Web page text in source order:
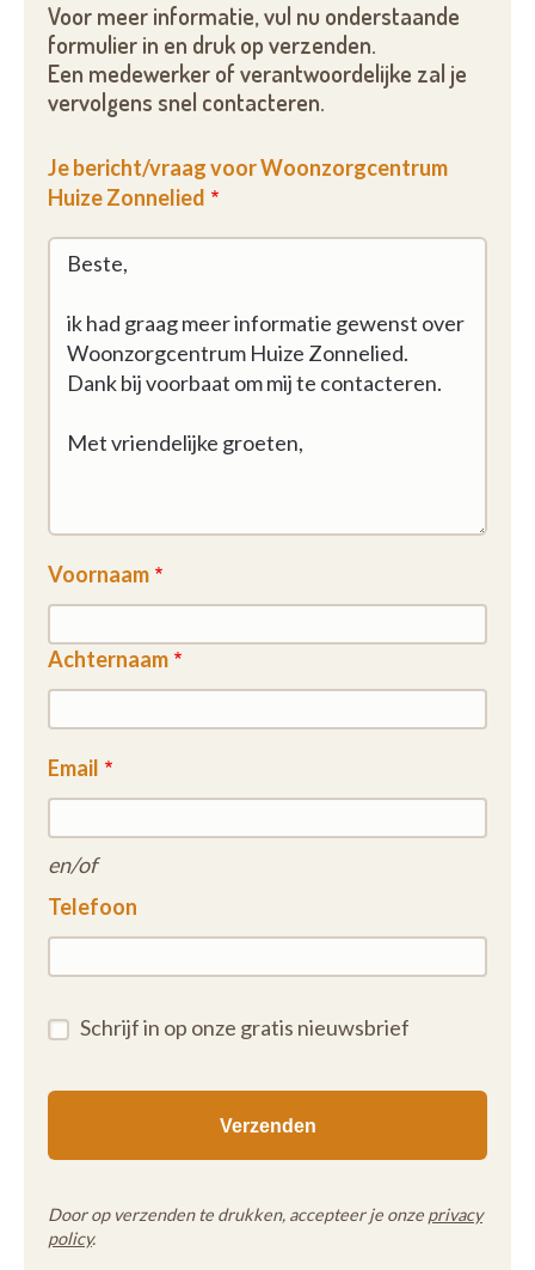
Voor meer informatie, vul nu onderstaande
formulier in en druk op verzenden.
Een medewerker of verantwoordelijke zal je
vervolgens snel contacteren.
Je bericht/vraag voor Woonzorgcentrum
Huize Zonnelied
Voornaam
Achternaam
Email
en/of
Telefoon
Schrijf in op onze gratis nieuwsbrief
Door op verzenden te drukken, accepteer je onze privacy
policy.